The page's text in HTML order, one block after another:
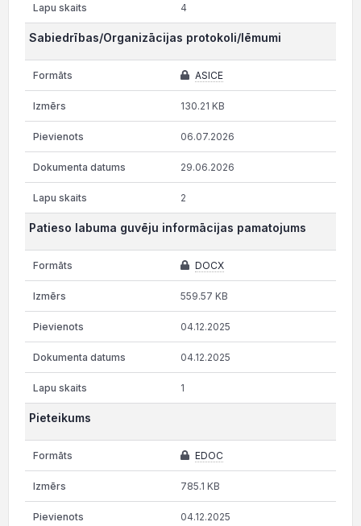
4
Sabiedrības/Organizācijas protokoli/lēmumi
ASICE
130.21 KB
06.07.2026
29.06.2026
2
Patieso labuma guvēju informācijas pamatojums
DOCX
559.57 KB
04.12.2025
04.12.2025
1
Pieteikums
EDOC
785.1 KB
04.12.2025